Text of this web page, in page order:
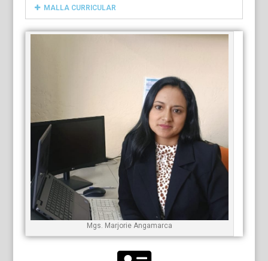
MALLA CURRICULAR
Mgs. Marjorie Angamarca